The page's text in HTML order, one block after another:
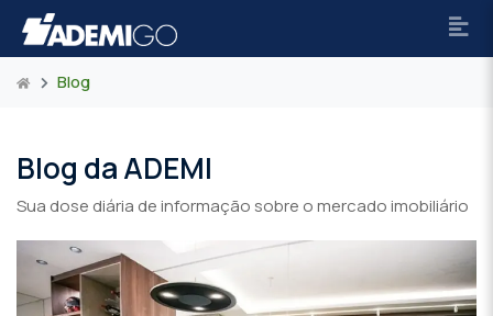
Blog
Blog da ADEMI
Sua dose diária de informação sobre o mercado imobiliário